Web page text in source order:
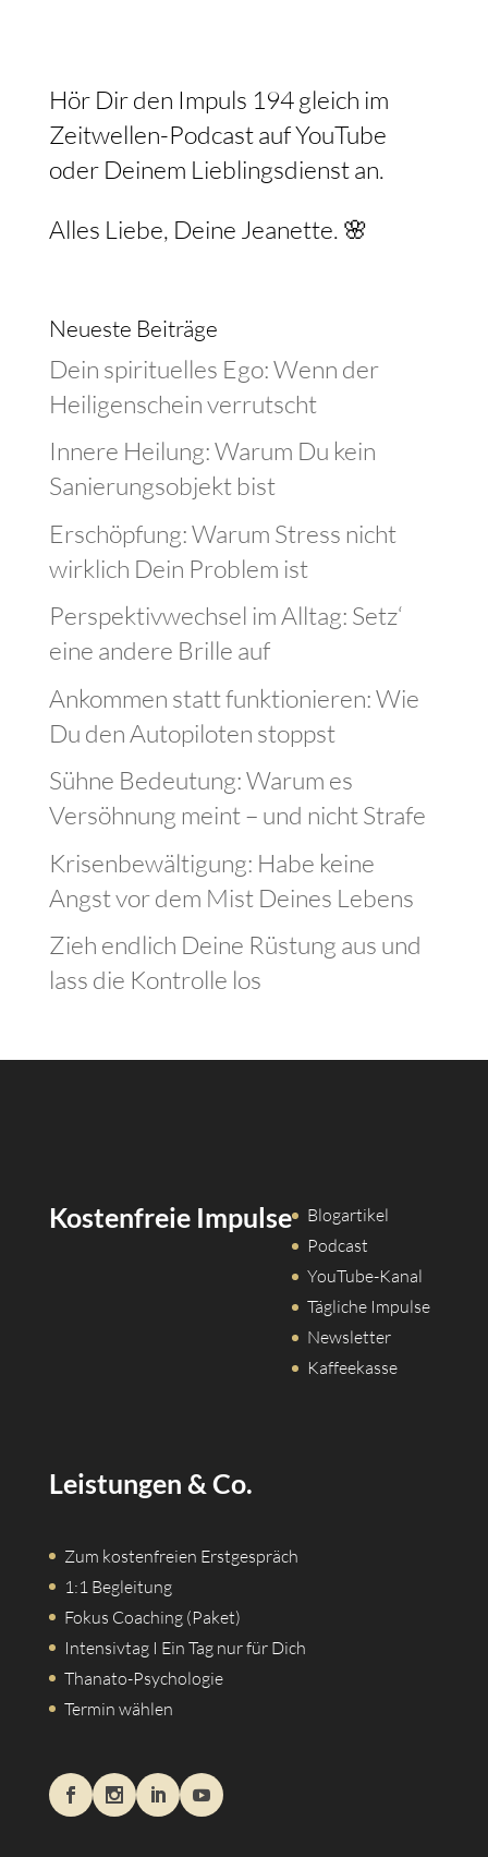
Hör Dir den Impuls 194 gleich im
Zeitwellen-Podcast auf YouTube
oder Deinem Lieblingsdienst an.
Alles Liebe, Deine Jeanette. 🌸
Neueste Beiträge
Dein spirituelles Ego: Wenn der
Heiligenschein verrutscht
Innere Heilung: Warum Du kein
Sanierungsobjekt bist
Erschöpfung: Warum Stress nicht
wirklich Dein Problem ist
Perspektivwechsel im Alltag: Setz‘
eine andere Brille auf
Ankommen statt funktionieren: Wie
Du den Autopiloten stoppst
Sühne Bedeutung: Warum es
Versöhnung meint – und nicht Strafe
Krisenbewältigung: Habe keine
Angst vor dem Mist Deines Lebens
Zieh endlich Deine Rüstung aus und
lass die Kontrolle los
Kostenfreie Impulse
Blogartikel
Podcast
YouTube-Kanal
Tägliche Impulse
Newsletter
Kaffeekasse
Leistungen & Co.
Zum kostenfreien Erstgespräch
1:1 Begleitung
Fokus Coaching (Paket)
Intensivtag I Ein Tag nur für Dich
Thanato-Psychologie
Termin wählen